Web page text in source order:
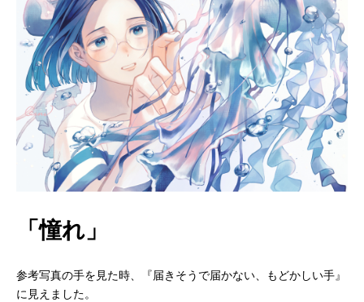
「憧れ」
参考写真の手を見た時、『届きそうで届かない、もどかしい手』
に見えました。